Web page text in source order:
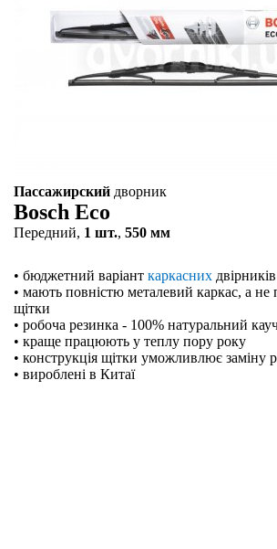
Пассажирский дворник
Bosch Eco
Передний, 1 шт., 550 мм
• бюджетний варіант каркасних
• мають повністю металевий каркас, а не
щітки
• робоча резинка - 100% натуральний
• краще працюють у теплу пору року
• конструкція щітки уможливлює заміну
• вироблені в Китаї